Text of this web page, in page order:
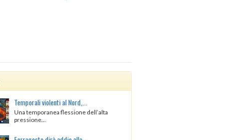
Temporali violenti al Nord,...
Una temporanea flessione dell’alta
pressione...